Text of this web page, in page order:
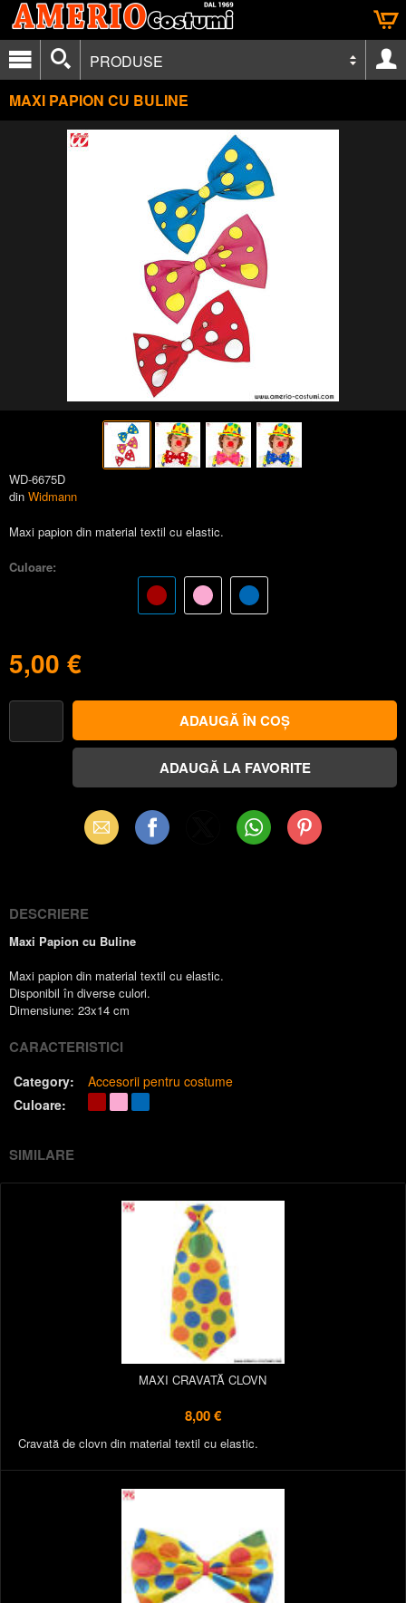
PRODUSE
MAXI PAPION CU BULINE
WD-6675D
din Widmann
Maxi papion din material textil cu elastic.
Culoare:
5,00 €
Email Facebook WhatsAppPinterest
DESCRIERE
Maxi Papion cu Buline
Maxi papion din material textil cu elastic.
Disponibil în diverse culori.
Dimensiune: 23x14 cm
CARACTERISTICI
Category:
Accesorii pentru costume
Culoare:
SIMILARE
MAXI CRAVATĂ CLOVN
8,00 €
Cravată de clovn din material textil cu elastic.